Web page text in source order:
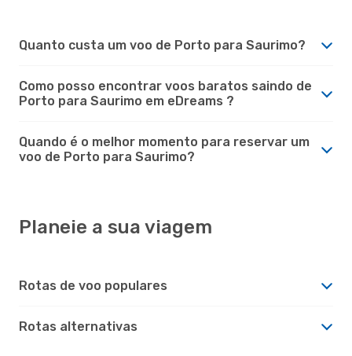
Quanto custa um voo de Porto para Saurimo?
Como posso encontrar voos baratos saindo de
Porto para Saurimo em eDreams ?
Quando é o melhor momento para reservar um
voo de Porto para Saurimo?
Planeie a sua viagem
Rotas de voo populares
Rotas alternativas